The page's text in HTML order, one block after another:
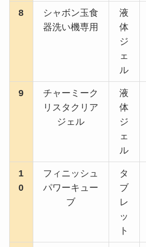
8
シャボン玉食
器洗い機専用
液
体
ジ
ェ
ル
9
チャーミーク
リスタクリア
ジェル
液
体
ジ
ェ
ル
1
0
フィニッシュ
パワーキュー
ブ
タ
ブ
レ
ッ
ト